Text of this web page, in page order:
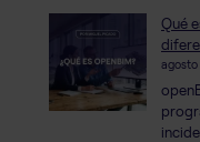
Qué